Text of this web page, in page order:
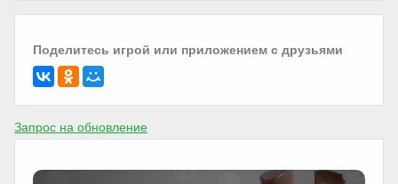
Поделитесь игрой или приложением с друзьями
Запрос на обновление